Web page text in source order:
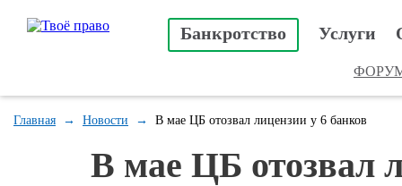
Банкротство Услуги
Главная → Новости → В мае ЦБ отозвал лицензии у 6 банков
В мае ЦБ отозвал